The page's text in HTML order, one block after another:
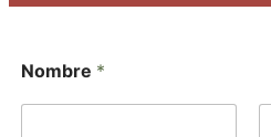
Nombre *